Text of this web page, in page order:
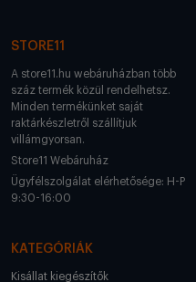
STORE11
A store11.hu webáruházban több
száz termék közül rendelhetsz.
Minden termékünket saját
raktárkészletről szállítjuk
villámgyorsan.
Store11 Webáruház
Ügyfélszolgálat elérhetősége: H-P
9:30-16:00
KATEGÓRIÁK
Kisállat kiegészítők